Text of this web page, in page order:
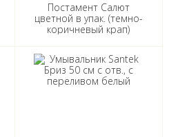
Постамент Салют
цветной в упак. (темно-
коричневый крап)